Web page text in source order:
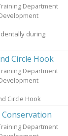
Department
during
Circle Hook
Department
Circle Hook
Department